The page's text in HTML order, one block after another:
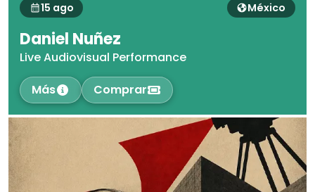
15 ago México
Daniel Nuñez
Live Audiovisual Performance
Más
Comprar